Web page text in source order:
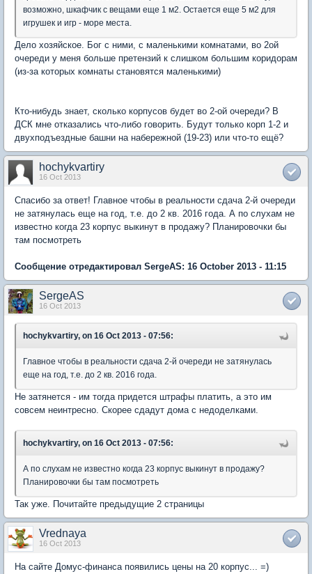
возможно, шкафчик с вещами еще 1 м2. Остается еще 5 м2 для
игрушек и игр - море места.
Дело хозяйское. Бог с ними, с маленькими комнатами, во 2ой
очереди у меня больше претензий к слишком большим коридорам
(из-за которых комнаты становятся маленькими)
Кто-нибудь знает, сколько корпусов будет во 2-ой очереди? В
ДСК мне отказались что-либо говорить. Будут только корп 1-2 и
двухподъездные башни на набережной (19-23) или что-то ещё?
hochykvartiry
16 Oct 2013
Спасибо за ответ! Главное чтобы в реальности сдача 2-й очереди
не затянулась еще на год, т.е. до 2 кв. 2016 года. А по слухам не
известно когда 23 корпус выкинут в продажу? Планировочки бы
там посмотреть
Сообщение отредактировал SergeAS: 16 October 2013 - 11:15
SergeAS
16 Oct 2013
hochykvartiry, on 16 Oct 2013 - 07:56:
Главное чтобы в реальности сдача 2-й очереди не затянулась
еще на год, т.е. до 2 кв. 2016 года.
Не затянется - им тогда придется штрафы платить, а это им
совсем неинтресно. Скорее сдадут дома с недоделками.
hochykvartiry, on 16 Oct 2013 - 07:56:
А по слухам не известно когда 23 корпус выкинут в продажу?
Планировочки бы там посмотреть
Так уже. Почитайте предыдущие 2 страницы
Vrednaya
16 Oct 2013
На сайте Домус-финанса появились цены на 20 корпус... =)